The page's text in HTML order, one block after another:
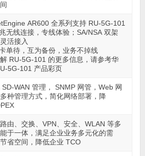
AR600 全系列支持 RU-5G-101
无线连接，专线体验；SA/NSA 双架
活接入
单待，互为备份，业务不掉线
RU-5G-101 的更多信息，请参考华
5G-101 产品彩页
SD-WAN 管理， SNMP 网管，Web 网
种管理方式，简化网络部署，降
由、交换、VPN、安全、WLAN 等多
于一体，满足企业业务多元化的需
省空间，降低企业 TCO